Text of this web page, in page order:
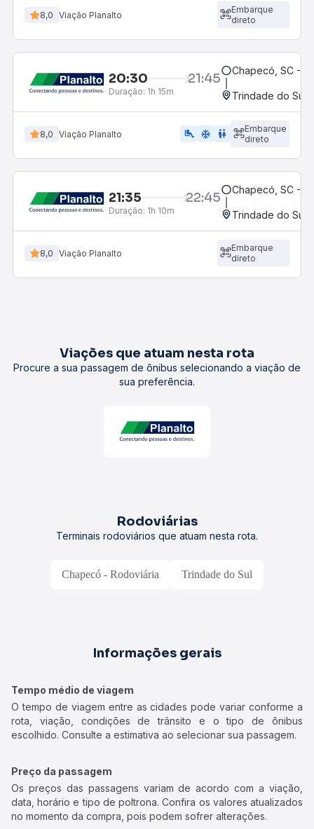
8,0 Viação Planalto
Embarque
direto
20:30 21:45
Duração: 1h 15m
Chapecó, SC -
Trindade do Sul,
8,0 Viação Planalto airline_seat_legroom_extra ac_unit WC
Embarque
direto
21:35 22:45
Duração: 1h 10m
Chapecó, SC -
Trindade do Sul,
8,0 Viação Planalto
Embarque
direto
Viações que atuam nesta rota
Procure a sua passagem de ônibus selecionando a viação de
sua preferência.
Rodoviárias
Terminais rodoviários que atuam nesta rota.
Chapecó - Rodoviária Trindade do Sul
Informações gerais
Tempo médio de viagem
O tempo de viagem entre as cidades pode variar conforme a
rota, viação, condições de trânsito e o tipo de ônibus
escolhido. Consulte a estimativa ao selecionar sua passagem.
Preço da passagem
Os preços das passagens variam de acordo com a viação,
data, horário e tipo de poltrona. Confira os valores atualizados
no momento da compra, pois podem sofrer alterações.